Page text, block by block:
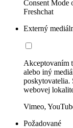
Consent Mode
Freshchat
Externý
Akceptovaním
alebo iný
poskytovatelia.
webovej
Vimeo,
Požadované